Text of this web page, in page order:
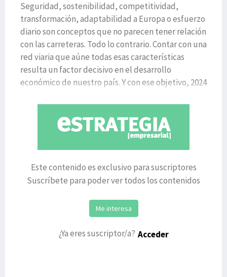
Seguridad, sostenibilidad, competitividad,
transformación, adaptabilidad a Europa o esfuerzo
diario son conceptos que no parecen tener relación
con las carreteras. Todo lo contrario. Contar con una
red viaria que aúne todas esas características
resulta un factor decisivo en el desarrollo
económico de nuestro país. Y con ese objetivo, 2024
Este contenido es exclusivo para suscriptores
Suscríbete para poder ver todos los contenidos
Me interesa
¿Ya eres suscriptor/a? Acceder